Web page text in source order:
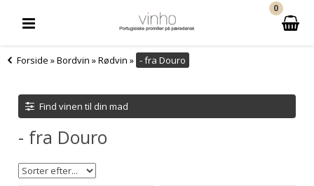
0
Forside »Bordvin »Rødvin » - fra Douro
Find vinen til din mad
- fra Douro